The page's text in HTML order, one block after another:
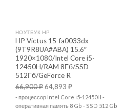
НОУТБУК HP
HP Victus 15-fa0033dx
(9T9R8UA#ABA) 15.6″
1920×1080/Intel Core i5-
12450H/RAM 8Гб/SSD
512Гб/GeForce R
66,900₽ 64,893 ₽
- процессор Intel Core i5-12450H -
оперативная память 8 Gb - SSD 512 Gb